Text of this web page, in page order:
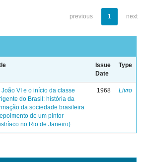
previous 1 next
Issue
Date
Type
João VI e o início da classe
do Brasil: história da
da sociedade brasileira
de um pintor
no Rio de Janeiro)
1968 Livro